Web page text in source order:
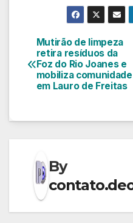
Navegação
de
Mutirão de limpeza
retira resíduos da
Foz do Rio Joanes e
mobiliza comunidade
em Lauro de Freitas
By